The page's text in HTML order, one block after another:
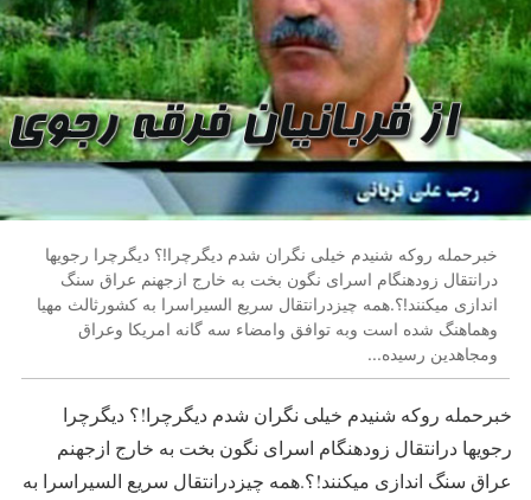
خبرحمله روکه شنیدم خیلی نگران شدم دیگرچرا!؟ دیگرچرا رجویها
درانتقال زودهنگام اسرای نگون بخت به خارج ازجهنم عراق سنگ
اندازی میکنند!؟.همه چیزدرانتقال سریع السیراسرا به کشورثالث مهیا
وهماهنگ شده است وبه توافق وامضاء سه گانه امریکا وعراق
ومجاهدین رسیده...
خبرحمله روکه شنیدم خیلی نگران شدم دیگرچرا!؟ دیگرچرا
رجویها درانتقال زودهنگام اسرای نگون بخت به خارج ازجهنم
عراق سنگ اندازی میکنند!؟.همه چیزدرانتقال سریع السیراسرا به